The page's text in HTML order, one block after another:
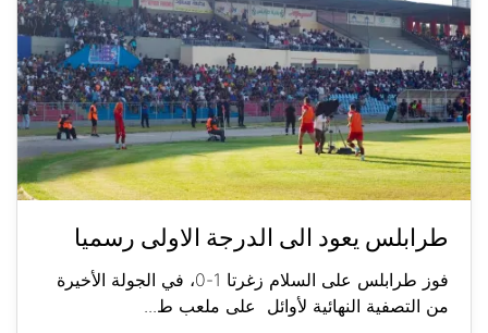
طرابلس يعود الى الدرجة الاولى رسميا
فوز طرابلس على السلام زغرتا 1-0، في الجولة الأخيرة
من التصفية النهائية لأوائل على ملعب ط...